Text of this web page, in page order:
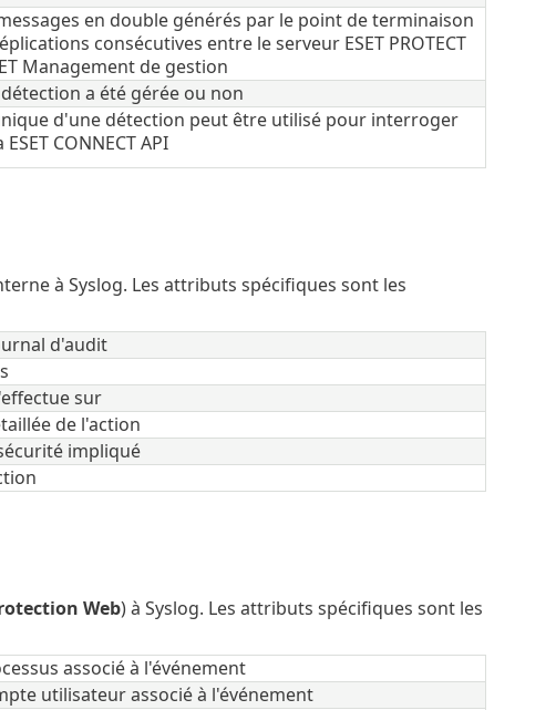
en double générés par le point de terminaison
consécutives entre le serveur ESET PROTECT
Management de gestion
a été gérée ou non
d'une détection peut être utilisé pour interroger
CONNECT API
à Syslog. Les attributs spécifiques sont les
d'audit
sur
de l'action
impliqué
Web) à Syslog. Les attributs spécifiques sont les
associé à l'événement
utilisateur associé à l'événement